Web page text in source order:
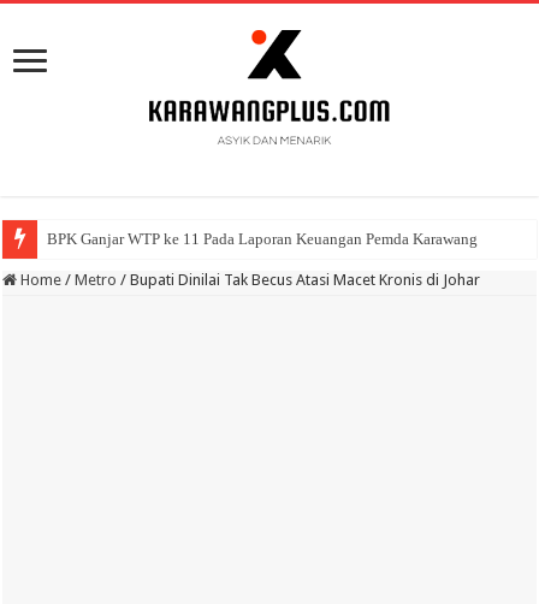
BPK Ganjar WTP ke 11 Pada Laporan Keuangan Pemda Karawang
Home / Metro / Bupati Dinilai Tak Becus Atasi Macet Kronis di Johar